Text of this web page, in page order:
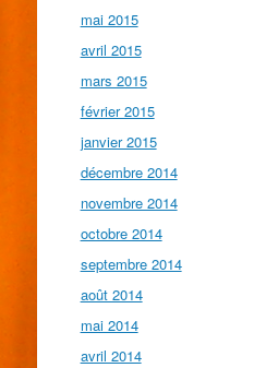
mai 2015
avril 2015
mars 2015
février 2015
janvier 2015
décembre 2014
novembre 2014
octobre 2014
septembre 2014
août 2014
mai 2014
avril 2014